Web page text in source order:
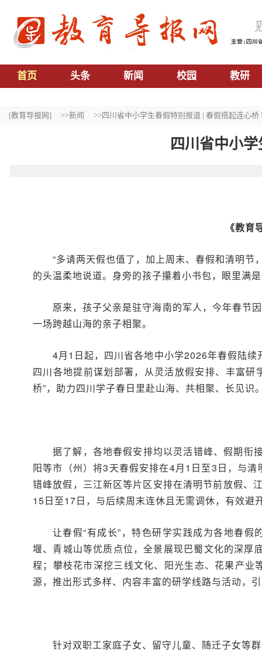
首页 头条 新闻 校园 教研
[教育导报网] >>新闻 >>四川省中小学生春假特别报道 | 春假搭起连心桥
四川省中小
《教
“多请两天假也值了，加上周末、春假和清明
的头温柔地说道。身旁的孩子攥着小书包，眼里满
原来，孩子父亲是驻守海南的军人，今年春节
一场跨越山海的亲子相聚。
4月1日起，四川省各地中小学2026年春假陆
四川各地提前谋划部署，从灵活放假安排、丰富
桥”，助力四川学子春日里赴山海、共相聚、长见识
据了解，各地春假安排均以灵活错峰、假期衔
阳等市（州）将3天春假安排在4月1日至3日，与
错峰放假，三江新区等片区安排在清明节前放假、
15日至17日，与后续周末连休且无需调休，有效避
让春假“有成长”，特色研学实践成为各地春
堰、青城山等优质点位，全景展现巴蜀文化的深厚
程；攀枝花市深挖三线文化、阳光生态、花果产
源，推出形式多样、内容丰富的研学线路与活动，
针对双职工家庭子女、留守儿童、随迁子女等